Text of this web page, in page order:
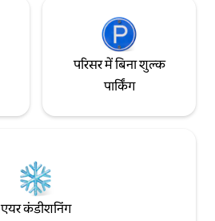
परिसर में बिना शुल्क
पार्किंग
एयर कंडीशनिंग